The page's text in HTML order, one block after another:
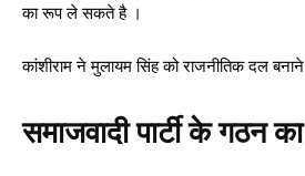
का रूप ले सकते है ।
कांशीराम ने मुलायम सिंह को राजनीतिक दल
समाजवादी पार्टी के गठन